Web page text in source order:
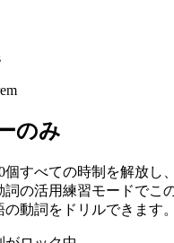
のみ
個すべての時制を解放し
詞の活用練習モードでこ
動詞をドリルできます。